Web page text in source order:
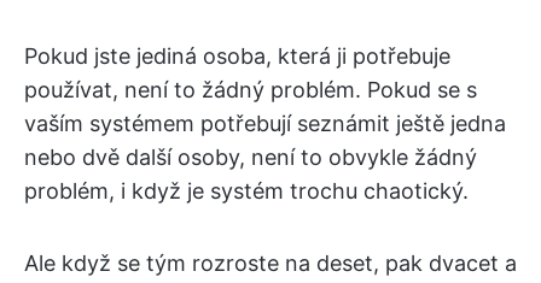
Pokud jste jediná osoba, která ji potřebuje
používat, není to žádný problém. Pokud se s
vaším systémem potřebují seznámit ještě jedna
nebo dvě další osoby, není to obvykle žádný
problém, i když je systém trochu chaotický.
Ale když se tým rozroste na deset, pak dvacet a